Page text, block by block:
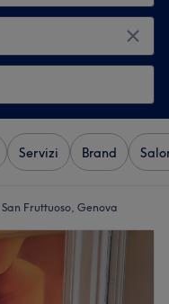
Servizi Brand
Fruttuoso, Genova